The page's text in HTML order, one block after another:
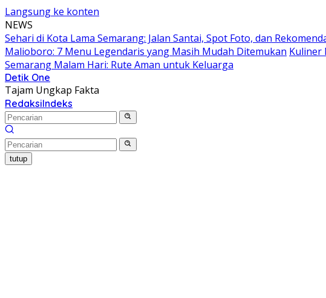
Langsung ke konten
NEWS
Sehari di Kota Lama Semarang: Jalan Santai, Spot Foto, dan
Malioboro: 7 Menu Legendaris yang Masih Mudah Ditemukan Kuliner
Semarang Malam Hari: Rute Aman untuk Keluarga
Detik One
Tajam Ungkap Fakta
RedaksiIndeks
tutup